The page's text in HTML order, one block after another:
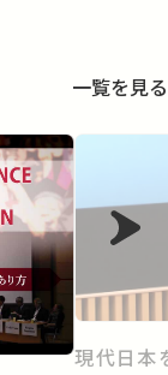
一覧を見る
現代日本